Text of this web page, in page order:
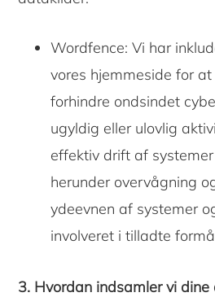
Wordfence: Vi har
vores hjemmeside for
forhindre ondsindet
ugyldig eller ulovlig
effektiv drift af
herunder overvågning
ydeevnen af ​​systemer
involveret i tilladte
3. Hvordan indsamler vi dine